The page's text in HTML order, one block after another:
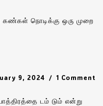
கண்கள் நொடிக்கு ஒரு முறை
9, 2024 1 Comment
டம் டும் என்று